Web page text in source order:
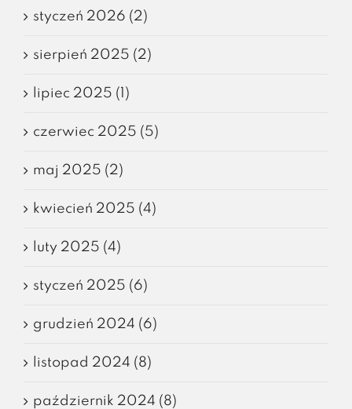
styczeń 2026 (2)
sierpień 2025 (2)
lipiec 2025 (1)
czerwiec 2025 (5)
maj 2025 (2)
kwiecień 2025 (4)
luty 2025 (4)
styczeń 2025 (6)
grudzień 2024 (6)
listopad 2024 (8)
październik 2024 (8)